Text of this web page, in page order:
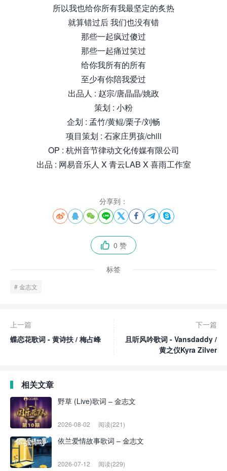
所以我也给你所有我最坚定的炙热
就算错过后 我们也没有错
那些一起疯过傻过
那些一起痛过笑过
给你我所有的所有
至少有你陪我爱过
出品人 : 赵宗/唐晶晶/姚政
策划 : 小粉
企划 : 孟竹/黄鲲/栗子/刘畅
项目策划 : 石家庄男孩/chili
OP : 杭州音节律动文化传媒有限公司
出品 : 网易音乐人 X 青云LAB X 喜雨工作室
分享到：
       
 0 赞
标签
金志文
上一篇
蝶恋花歌词 - 黄诗扶 / 梅占峰
下一篇
且听风吟歌词 - Vansdaddy /
黄之仪Kyra Zilver
相关文章
野草 (Live)歌词 – 金志文
2026-08-02 阅读(221)
依兰爱情故事歌词 – 金志文
2026-07-12 阅读(229)